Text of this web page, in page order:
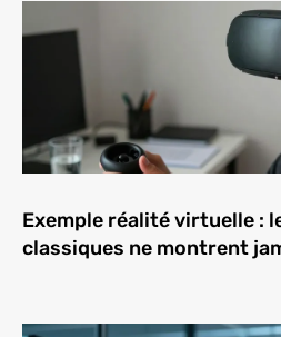
Exemple réalité virtuelle :
classiques ne montrent